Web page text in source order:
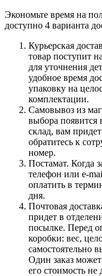
Экономьте время на
доступно 4 варианта
Курьерская
товар поступит
для уточнения
удобное время
упаковку на
комплектации.
Самовывоз из
выбора появится
склад, вам
обратитесь к
номер.
Постамат. Когда
телефон или e-
оплатить в
дня.
Почтовая
придет в
посылке. Перед
коробки: вес,
самостоятельно
Один заказ
его стоимость